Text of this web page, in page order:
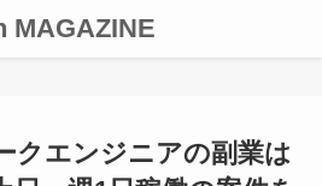
MAGAZINE
クエンジニアの副業は